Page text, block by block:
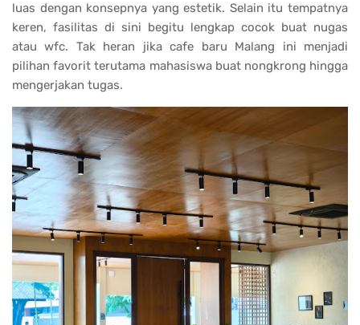
luas dengan konsepnya yang estetik. Selain itu tempatnya
keren, fasilitas di sini begitu lengkap cocok buat nugas
atau wfc. Tak heran jika cafe baru Malang ini menjadi
pilihan favorit terutama mahasiswa buat nongkrong hingga
mengerjakan tugas.